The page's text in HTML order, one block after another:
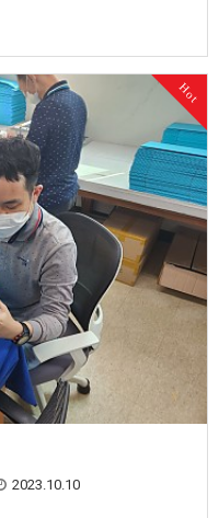
Hot
2023.10.10